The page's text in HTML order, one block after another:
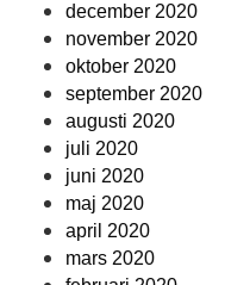
december 2020
november 2020
oktober 2020
september 2020
augusti 2020
juli 2020
juni 2020
maj 2020
april 2020
mars 2020